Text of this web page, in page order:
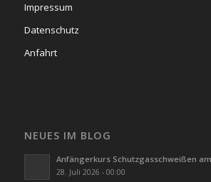
Impressum
Datenschutz
Anfahrt
NEUES IM BLOG
Anfängerkurs Schutzgasschweißen
28. Juli 2026 - 00:00